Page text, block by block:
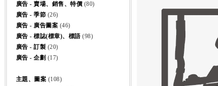
廣告 - 賣場、銷售、特價 (80)
廣告 - 季節 (26)
廣告 - 廣告圖案 (46)
廣告 - 標誌(標章)、標語(98)
廣告 - 訂製 (20)
廣告 - 企劃 (17)
主題、圖案 (108)